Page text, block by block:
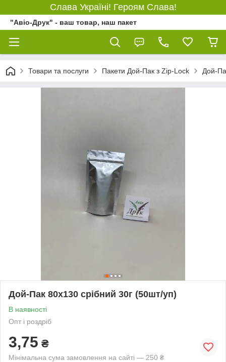
Слава Україні! Героям Слава!
"Авіо-Друк" - ваш товар, наш пакет
Товари та послуги Пакети Дой-Пак з Zip-Lock Дой-
Дой-Пак 80х130 срібний 30г (50шт/уп)
В наявності
Опт і роздріб
3,75 ₴
Мінімальна сума замовлення на сайті — 250 ₴